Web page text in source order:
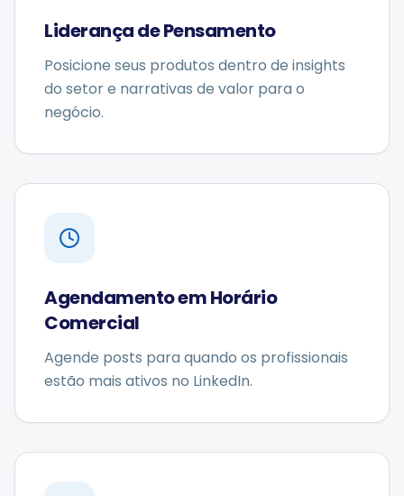
Liderança de Pensamento
Posicione seus produtos dentro de insights
do setor e narrativas de valor para o
negócio.
Agendamento em Horário
Comercial
Agende posts para quando os profissionais
estão mais ativos no LinkedIn.